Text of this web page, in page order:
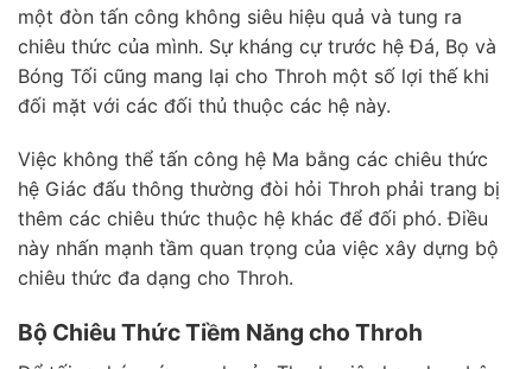
một đòn tấn công không siêu hiệu quả và tung ra
chiêu thức của mình. Sự kháng cự trước hệ Đá, Bọ và
Bóng Tối cũng mang lại cho Throh một số lợi thế khi
đối mặt với các đối thủ thuộc các hệ này.
Việc không thể tấn công hệ Ma bằng các chiêu thức
hệ Giác đấu thông thường đòi hỏi Throh phải trang bị
thêm các chiêu thức thuộc hệ khác để đối phó. Điều
này nhấn mạnh tầm quan trọng của việc xây dựng bộ
chiêu thức đa dạng cho Throh.
Bộ Chiêu Thức Tiềm Năng cho Throh